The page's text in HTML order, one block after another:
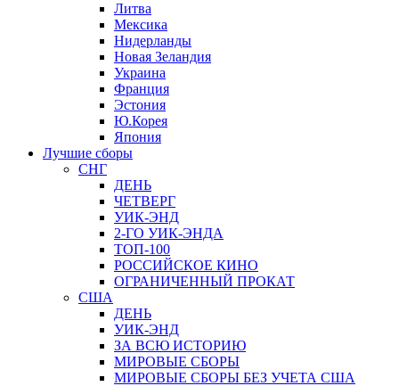
Литва
Мексика
Нидерланды
Новая Зеландия
Украина
Франция
Эстония
Ю.Корея
Япония
Лучшие сборы
СНГ
ДЕНЬ
ЧЕТВЕРГ
УИК-ЭНД
2-ГО УИК-ЭНДА
ТОП-100
РОССИЙСКОЕ КИНО
ОГРАНИЧЕННЫЙ ПРОКАТ
США
ДЕНЬ
УИК-ЭНД
ЗА ВСЮ ИСТОРИЮ
МИРОВЫЕ СБОРЫ
МИРОВЫЕ СБОРЫ БЕЗ УЧЕТА США